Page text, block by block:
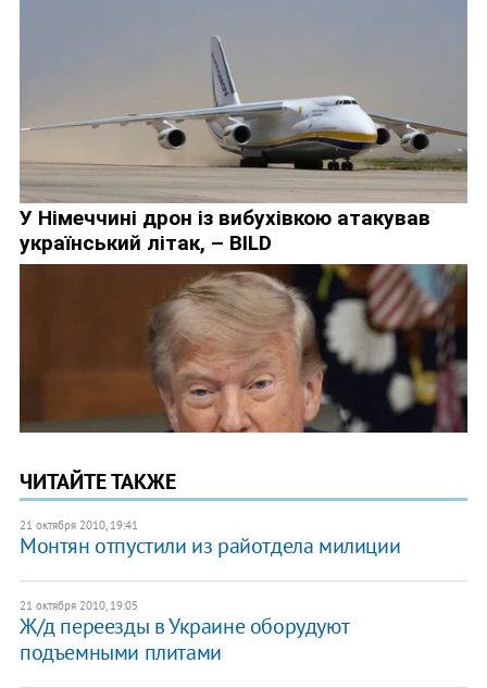
ЧИТАЙТЕ ТАКЖЕ
21 октября 2010, 19:41
Монтян отпустили из райотдела милиции
21 октября 2010, 19:05
Ж/д переезды в Украине оборудуют
подъемными плитами